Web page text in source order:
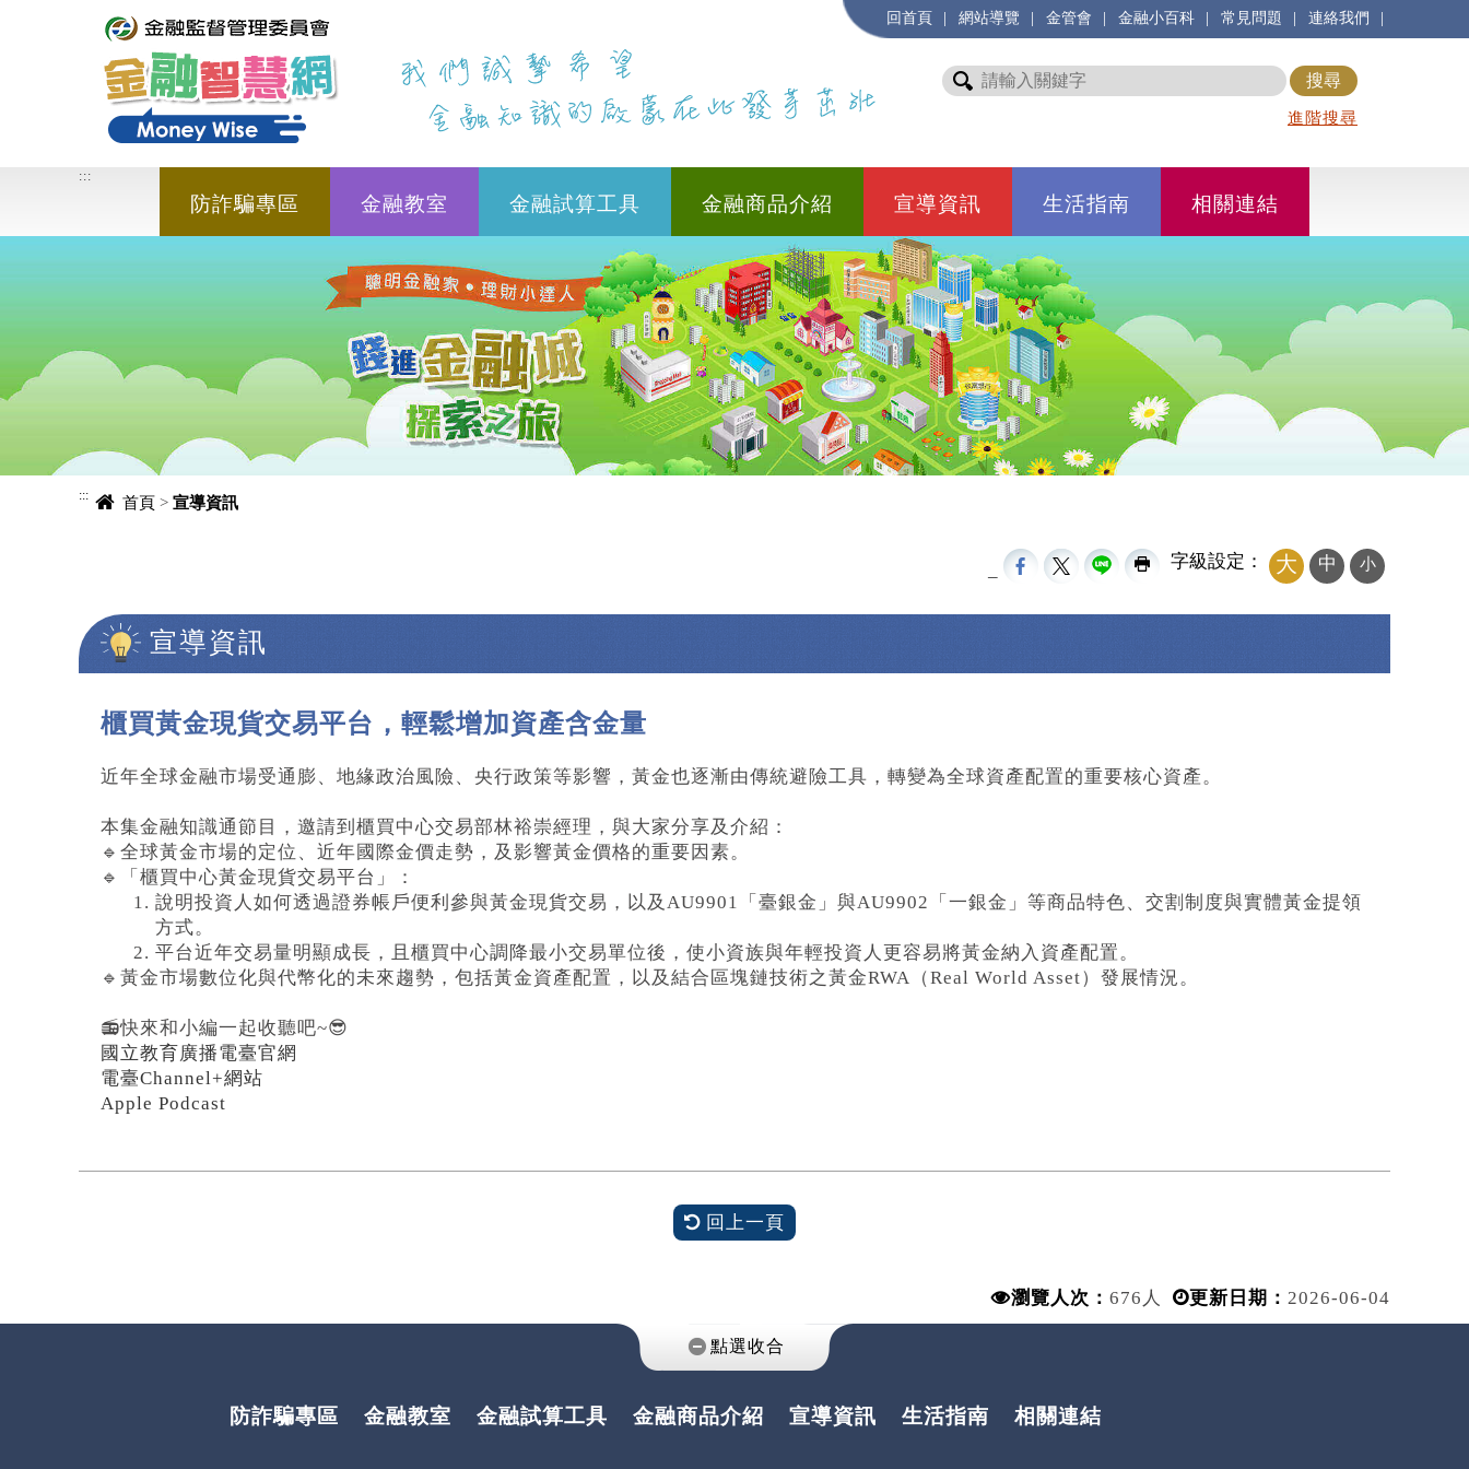
回首頁 | 網站導覽 | 金管會 | 金融小百科 | 常見問題 | 連絡我們 |
進階搜尋
:::
防詐騙專區 金融教室 金融試算工具 金融商品介紹 宣導資訊 生活指南 相關連結
::: 首頁 > 宣導資訊
字級設定： 大 中 小
宣導資訊
櫃買黃金現貨交易平台，輕鬆增加資產含金量
近年全球金融市場受通膨、地緣政治風險、央行政策等影響，黃金也逐漸由傳統避險工具，轉變為全球資產配置的重要核心資產。
本集金融知識通節目，邀請到櫃買中心交易部林裕崇經理，與大家分享及介紹：
🔹全球黃金市場的定位、近年國際金價走勢，及影響黃金價格的重要因素。
🔹「櫃買中心黃金現貨交易平台」：
1. 說明投資人如何透過證券帳戶便利參與黃金現貨交易，以及AU9901「臺銀金」與AU9902「一銀金」等商品特色、交割制度與實體黃金提領
方式。
2. 平台近年交易量明顯成長，且櫃買中心調降最小交易單位後，使小資族與年輕投資人更容易將黃金納入資產配置。
🔹黃金市場數位化與代幣化的未來趨勢，包括黃金資產配置，以及結合區塊鏈技術之黃金RWA（Real World Asset）發展情況。
📻快來和小編一起收聽吧~😎
國立教育廣播電臺官網
電臺Channel+網站
Apple Podcast
回上一頁
瀏覽人次： 676人 更新日期： 2026-06-04
防詐騙專區 金融教室 金融試算工具 金融商品介紹 宣導資訊 生活指南 相關連結